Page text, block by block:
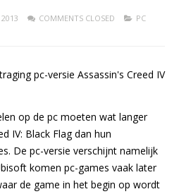
COMMENTS CLOSED PC
op de pc moeten wat langer
IV: Black Flag dan hun
De pc-versie verschijnt namelijk
komen pc-games vaak later
de game in het begin op wordt